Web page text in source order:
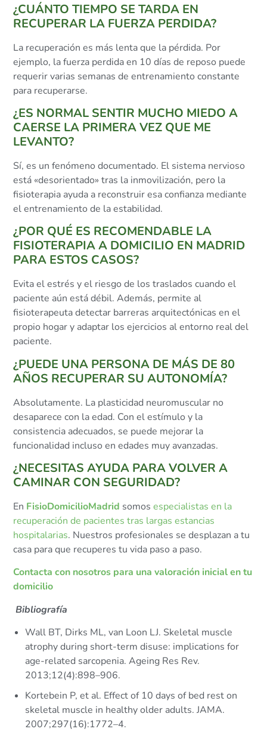
¿CUÁNTO TIEMPO SE TARDA EN
RECUPERAR LA FUERZA PERDIDA?
La recuperación es más lenta que la pérdida. Por
ejemplo, la fuerza perdida en 10 días de reposo puede
requerir varias semanas de entrenamiento constante
para recuperarse.
¿ES NORMAL SENTIR MUCHO MIEDO A
CAERSE LA PRIMERA VEZ QUE ME
LEVANTO?
Sí, es un fenómeno documentado. El sistema nervioso
está «desorientado» tras la inmovilización, pero la
fisioterapia ayuda a reconstruir esa confianza mediante
el entrenamiento de la estabilidad.
¿POR QUÉ ES RECOMENDABLE LA
FISIOTERAPIA A DOMICILIO EN MADRID
PARA ESTOS CASOS?
Evita el estrés y el riesgo de los traslados cuando el
paciente aún está débil. Además, permite al
fisioterapeuta detectar barreras arquitectónicas en el
propio hogar y adaptar los ejercicios al entorno real del
paciente.
¿PUEDE UNA PERSONA DE MÁS DE 80
AÑOS RECUPERAR SU AUTONOMÍA?
Absolutamente. La plasticidad neuromuscular no
desaparece con la edad. Con el estímulo y la
consistencia adecuados, se puede mejorar la
funcionalidad incluso en edades muy avanzadas.
¿NECESITAS AYUDA PARA VOLVER A
CAMINAR CON SEGURIDAD?
En FisioDomicilioMadrid somosespecialistas en la
recuperación de pacientes tras largas estancias
hospitalarias. Nuestros profesionales se desplazan a tu
casa para que recuperes tu vida paso a paso.
Contacta con nosotros para una valoración inicial en tu
domicilio
Bibliografía
Wall BT, Dirks ML, van Loon LJ. Skeletal muscle
atrophy during short-term disuse: implications for
age-related sarcopenia. Ageing Res Rev.
2013;12(4):898–906.
Kortebein P, et al. Effect of 10 days of bed rest on
skeletal muscle in healthy older adults. JAMA.
2007;297(16):1772–4.